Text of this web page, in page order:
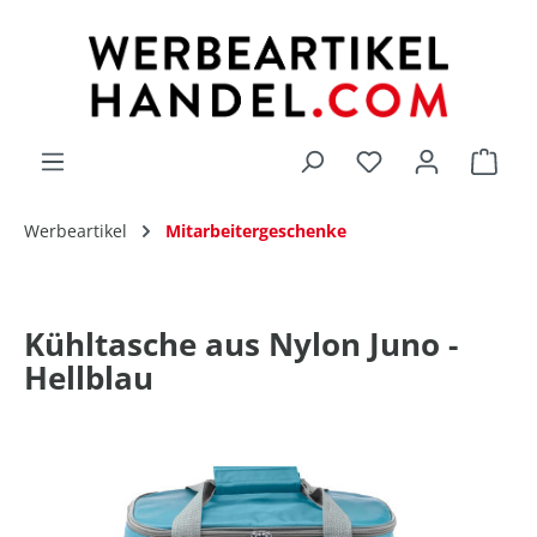
Du hast 0
Werbeartikel Mitarbeitergeschenke
Kühltasche aus Nylon Juno -
Hellblau
Bildergalerie überspringen